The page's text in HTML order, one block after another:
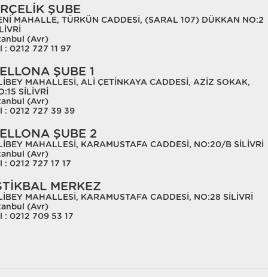
ŞUBE
MAHALLE, TÜRKÜN CADDESİ, (SARAL 107) DÜKKAN NO:2
(Avr)
: 0212 727 11 97
ŞUBE 1
MAHALLESİ, ALİ ÇETİNKAYA CADDESİ, AZİZ SOKAK,
SİLİVRİ
(Avr)
: 0212 727 39 39
ŞUBE 2
MAHALLESİ, KARAMUSTAFA CADDESİ, NO:20/B SİLİVRİ
(Avr)
: 0212 727 17 17
MERKEZ
MAHALLESİ, KARAMUSTAFA CADDESİ, NO:28 SİLİVRİ
(Avr)
: 0212 709 53 17